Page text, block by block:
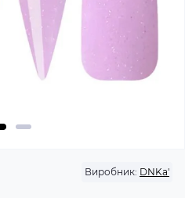
Виробник: DNKa'